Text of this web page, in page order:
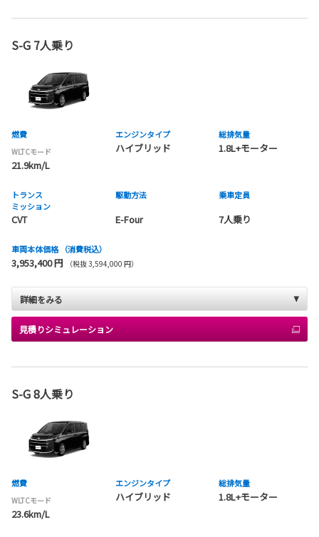
S-G 7人乗り
燃費
WLTCモード
21.9km/L
エンジンタイプ
ハイブリッド
総排気量
1.8L+モーター
トランス
ミッション
CVT
駆動方法
E-Four
乗車定員
7人乗り
車両本体価格 （消費税込）
3,953,400 円 （税抜 3,594,000 円）
詳細をみる
見積りシミュレーション
S-G 8人乗り
燃費
WLTCモード
23.6km/L
エンジンタイプ
ハイブリッド
総排気量
1.8L+モーター